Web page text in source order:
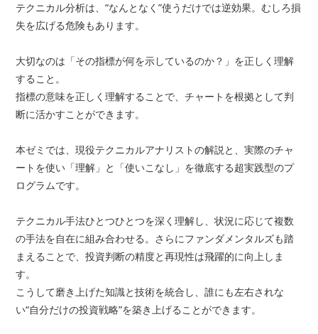
テクニカル分析は、“なんとなく”使うだけでは逆効果。むしろ損
失を広げる危険もあります。
大切なのは「その指標が何を示しているのか？」を正しく理解
すること。
指標の意味を正しく理解することで、チャートを根拠として判
断に活かすことができます。
本ゼミでは、現役テクニカルアナリストの解説と、実際のチャ
ートを使い「理解」と「使いこなし」を徹底する超実践型のプ
ログラムです。
テクニカル手法ひとつひとつを深く理解し、状況に応じて複数
の手法を自在に組み合わせる。さらにファンダメンタルズも踏
まえることで、投資判断の精度と再現性は飛躍的に向上しま
す。
こうして磨き上げた知識と技術を統合し、誰にも左右されな
い“自分だけの投資戦略”を築き上げることができます。